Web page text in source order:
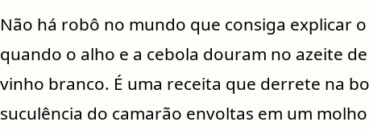
Não há robô no mundo que consiga explicar
quando o alho e a cebola douram no azeite
vinho branco. É uma receita que derrete na
suculência do camarão envoltas em um